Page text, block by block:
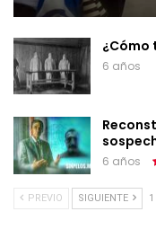
¿Cómo
6 años
6 años
PREVIO SIGUIENTE